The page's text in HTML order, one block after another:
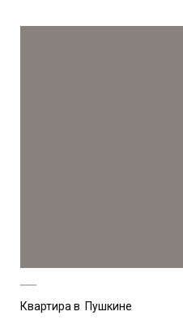
Квартира в Пушкине